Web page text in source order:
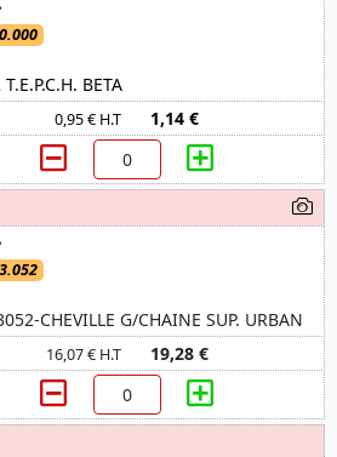
BETA
0,95 € H.T 1,14 €
CHEVILLE G/CHAINE SUP. URBAN
16,07 € H.T 19,28 €